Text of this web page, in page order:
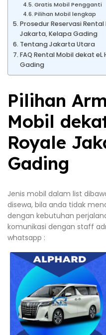
Gratis Mobil Pengganti
Pilihan Mobil lengkap
Prosedur Reservasi
Jakarta, Kelapa Gading
Tentang Jakarta Utara
FAQ Rental Mobil dekat
Gading
Pilihan
Mobil
Royale
Gading
Jenis mobil dalam list
disewa, bila anda tidak
dengan kebutuhan
komunikasi dengan staff
whatsapp :